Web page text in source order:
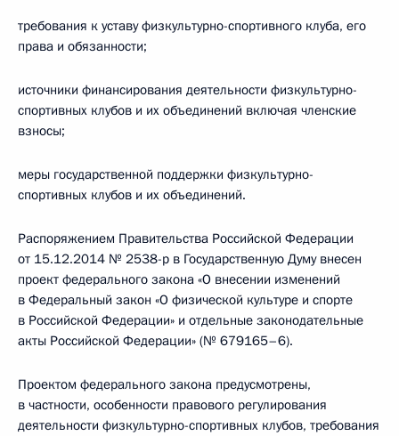
требования к уставу физкультурно-спортивного клуба, его
права и обязанности;
источники финансирования деятельности физкультурно-
спортивных клубов и их объединений включая членские
взносы;
меры государственной поддержки физкультурно-
спортивных клубов и их объединений.
Распоряжением Правительства Российской Федерации
от 15.12.2014 № 2538-р в Государственную Думу внесен
проект федерального закона «О внесении изменений
в Федеральный закон «О физической культуре и спорте
в Российской Федерации» и отдельные законодательные
акты Российской Федерации» (№ 679165–6).
Проектом федерального закона предусмотрены,
в частности, особенности правового регулирования
деятельности физкультурно-спортивных клубов, требования